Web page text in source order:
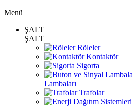
Menü
ŞALT
ŞALT
Röleler
Kontaktör
Sigorta
Lambaları
Trafolar